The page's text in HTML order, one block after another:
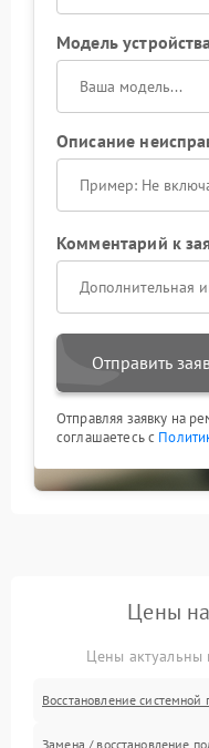
Модель
Описание
Комментарий к
Отправить
Отправляя заявку на
соглашаетесь с
Цены
Цены актуальны
Восстановление системной
Замена / восстановление